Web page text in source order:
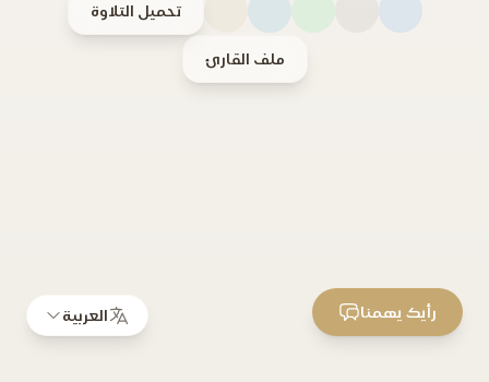
تحميل التلاوة
ملف القارئ
العربية رأيك يهمنا